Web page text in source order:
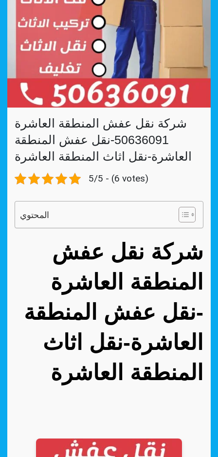
شركة نقل عفش المنطقة العاشرة
50636091-نقل عفش المنطقة
العاشرة-نقل اثاث المنطقة العاشرة
5/5 - (6 votes)
المحتوي
شركة نقل عفش
المنطقة العاشرة
-نقل عفش المنطقة
العاشرة-نقل اثاث
المنطقة العاشرة